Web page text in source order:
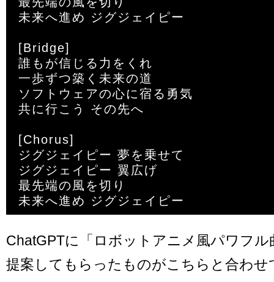
未来へ進め ジグジェイピー
[Bridge]
誰もが信じる力をくれ
一歩ずつ築く未来の道
ソフトウェアの心に宿る勇気
共に行こう その先へ
[Chorus]
ジグジェイピー 夢を乗せて
ジグジェイピー 翼広げ
最先端の風を切り
ChatGPTに「ロボットアニメ風パワフ
提案してもらったものがこちらと合わせ